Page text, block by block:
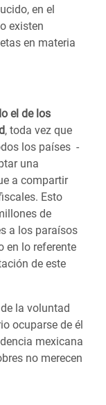
en el
existen
en materia
el de los
, toda vez que
los países -
una
a compartir
Esto
de
a los paraísos
en lo referente
de este
la voluntad
ocuparse de él
mexicana
no merecen